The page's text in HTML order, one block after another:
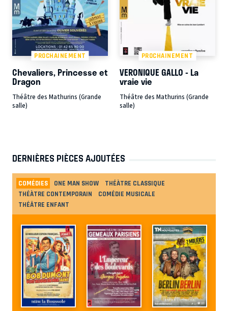
PROCHAINEMENT
Chevaliers, Princesse et
Dragon
Théâtre des Mathurins (Grande
salle)
PROCHAINEMENT
VERONIQUE GALLO - La
vraie vie
Théâtre des Mathurins (Grande
salle)
DERNIÈRES PIÈCES AJOUTÉES
COMÉDIES ONE MAN SHOW
THÉÀTRE CLASSIQUE
THÉÀTRE CONTEMPORAIN
COMÉDIE MUSICALE
THÉÂTRE ENFANT